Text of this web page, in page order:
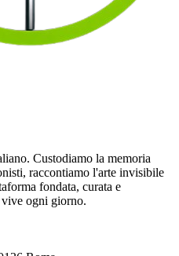
Custodiamo la memoria
raccontiamo l'arte invisibile
fondata, curata e
ogni giorno.